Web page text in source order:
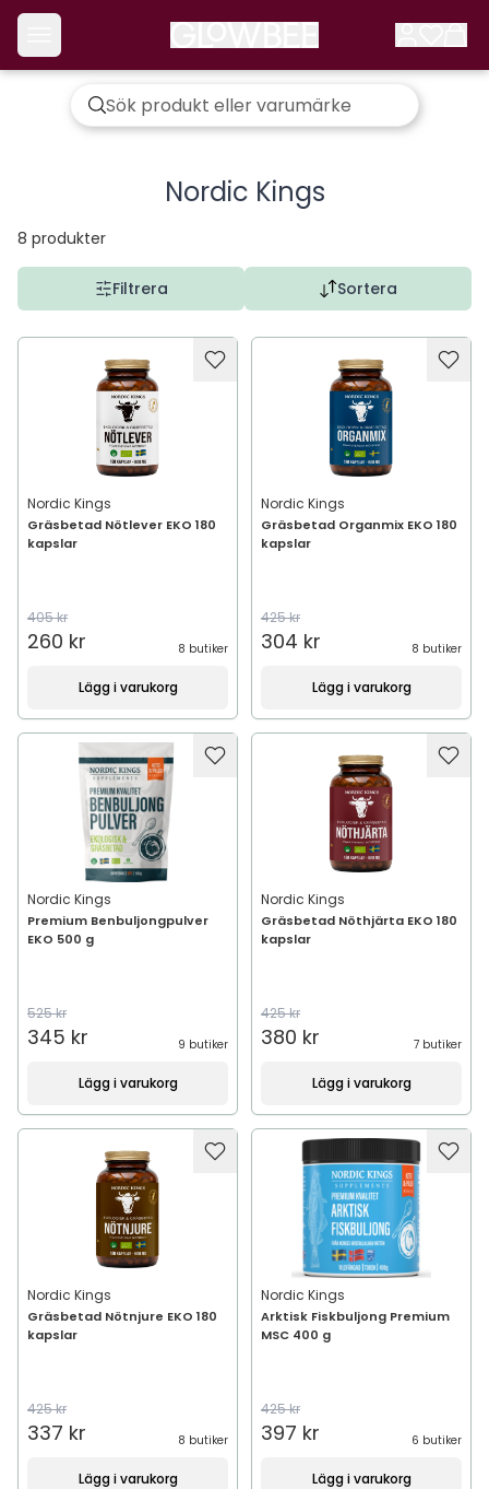
Nordic Kings
8 produkter
Filtrera Sortera
Nordic Kings
Gräsbetad Nötlever EKO 180
kapslar
405 kr
260 kr 8 butiker
Lägg i varukorg
Nordic Kings
Gräsbetad Organmix EKO 180
kapslar
425 kr
304 kr 8 butiker
Lägg i varukorg
Nordic Kings
Premium Benbuljongpulver
EKO 500 g
525 kr
345 kr 9 butiker
Lägg i varukorg
Nordic Kings
Gräsbetad Nöthjärta EKO 180
kapslar
425 kr
380 kr 7 butiker
Lägg i varukorg
Nordic Kings
Gräsbetad Nötnjure EKO 180
kapslar
425 kr
337 kr 8 butiker
Lägg i varukorg
Nordic Kings
Arktisk Fiskbuljong Premium
MSC 400 g
425 kr
397 kr 6 butiker
Lägg i varukorg